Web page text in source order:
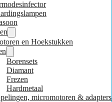
en Hoekstukken
Borensets
Diamant
Frezen
Hardmetaal
micromotoren & adapters